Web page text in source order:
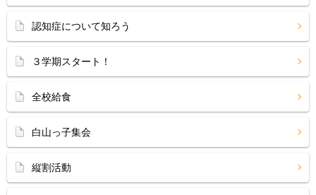
認知症について知ろう
３学期スタート！
全校給食
白山っ子集会
縦割活動